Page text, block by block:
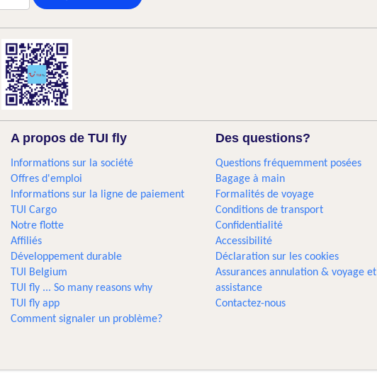
A propos de TUI fly
Informations sur la société
Offres d'emploi
Informations sur la ligne de paiement
TUI Cargo
Notre flotte
Affiliés
Développement durable
TUI Belgium
TUI fly ... So many reasons why
TUI fly app
Comment signaler un problème?
Des questions?
Questions fréquemment posées
Bagage à main
Formalités de voyage
Conditions de transport
Confidentialité
Accessibilité
Déclaration sur les cookies
Assurances annulation & voyage et
assistance
Contactez-nous